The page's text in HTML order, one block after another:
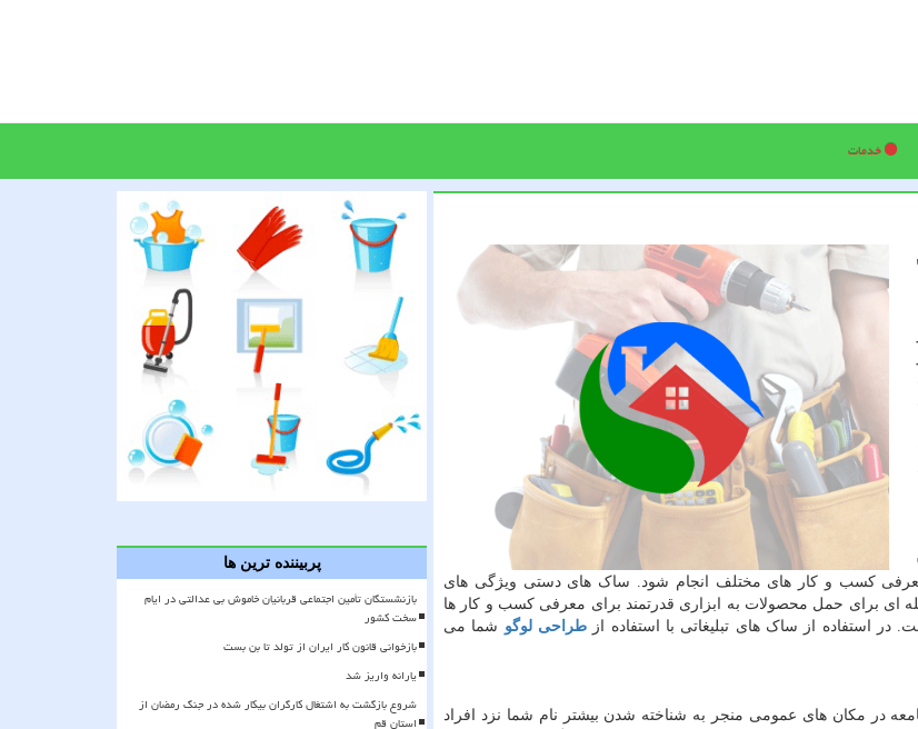
خدمات
کسب و کار های مختلف انجام شود. ساک های دستی ویژگی های
ای برای حمل محصولات به ابزاری قدرتمند برای معرفی کسب و کار ها
در استفاده از ساک های تبلیغاتی با استفاده ازطراحی لوگو شما می
در مکان های عمومی منجر به شناخته شدن بیشتر نام شما نزد افراد
پربیننده ترین ها
بازنشستگان تأمین اجتماعی قربانیان خاموش بی عدالتی در ایام
سخت کشور
بازخوانی قانون کار ایران از تولد تا بن بست
یارانه واریز شد
شروع بازگشت به اشتغال کارگران بیکار شده در جنگ رمضان از
استان قم